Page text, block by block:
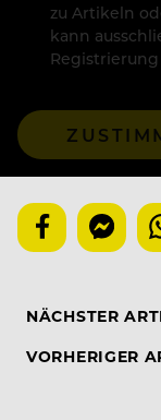
zu Artikeln
kann
NÄCHSTER
VORHERIGER